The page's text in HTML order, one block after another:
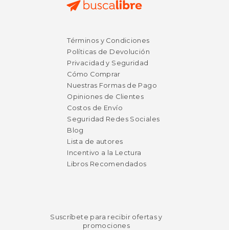
Términos y Condiciones
Políticas de Devolución
Privacidad y Seguridad
Cómo Comprar
Nuestras Formas de Pago
Opiniones de Clientes
Costos de Envío
Seguridad Redes Sociales
Blog
Lista de autores
Incentivo a la Lectura
Libros Recomendados
Suscríbete para recibir ofertas y
promociones